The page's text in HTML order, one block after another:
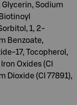
Sodium
1, 2-
Benzoate,
17, Tocopherol,
Oxides (CI
Dioxide (CI 77891),